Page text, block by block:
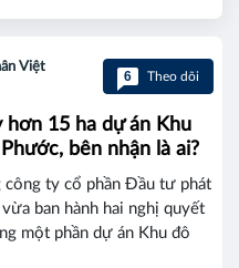
Việt
6 Theo dõi
hơn 15 ha dự án Khu
bên nhận là ai?
công ty cổ phần Đầu tư phát
ban hành hai nghị quyết
một phần dự án Khu đô